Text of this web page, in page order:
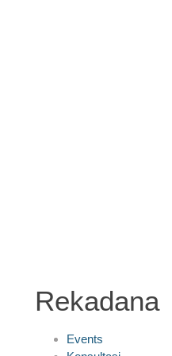
Rekadana
Events